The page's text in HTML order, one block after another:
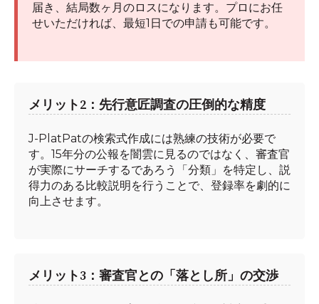
届き、結局数ヶ月のロスになります。プロにお任
せいただければ、最短1日での申請も可能です。
メリット2：先行意匠調査の圧倒的な精度
J-PlatPatの検索式作成には熟練の技術が必要で
す。15年分の公報を闇雲に見るのではなく、審査官
が実際にサーチするであろう「分類」を特定し、説
得力のある比較説明を行うことで、登録率を劇的に
向上させます。
メリット3：審査官との「落とし所」の交渉